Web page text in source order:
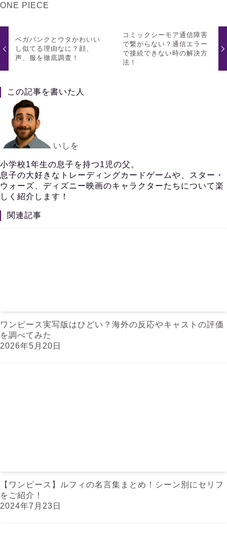
ONE PIECE
ベガパンクとウタかわいい
し似てる理由なに？顔、
声、服を徹底調査！
コミックシーモア通信障害
で繋がらない？通信エラー
で接続できない時の解決方
法！
この記事を書いた人
いしを
小学校1年生の息子を持つ1児の父。
息子の大好きなトレーディングカードゲームや、スター・
ウォーズ、ディズニー映画のキャラクターたちについて楽
しく紹介します！
関連記事
ワンピース実写版はひどい？海外の反応やキャストの評価
を調べてみた
2026年5月20日
【ワンピース】ルフィの名言集まとめ！シーン別にセリフ
をご紹介！
2024年7月23日